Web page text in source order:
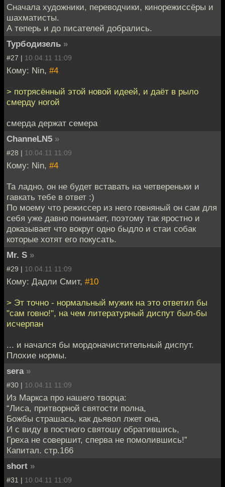
Сначала художники, переводчики, кинорежиссёры и
шахматисты.
А теперь и до писателей добрались.
Турбодизель »
#27 | 10.04.11 11:09
Кому: Nin, #4
> потрясённый этой новой идеей, и даёт в рыло
смерду ногой
смерда держат семера
ChanneLN5 »
#28 | 10.04.11 11:09
Кому: Nin, #4
Та ладно, он не будет вставать на четвереньки и
гавкать тебе в ответ :)
По моему что режиссер из него говняный он сам для
себя уже давно понимает, поэтому так яростно и
доказывает что вокруг одно быдло и стаи собак
которые хотят его покусать.
Mr. S »
#29 | 10.04.11 11:09
Кому: Дадли Смит, #10
> Эт точно - нормальный мужик на это ответил бы
"сам говно!", на чем литературный диспут был-бы
исчерпан
... и начался бы мордоначистительный диспут.
Плохие нормы.
sera »
#30 | 10.04.11 11:09
Из Маркса про нашего творца:
“Лиса, притворной святости полна,
Божбы страшась, как дьявол лжет она,
И с виду в постного святошу обратившись,
Греха не совершит, сперва не помолившись!”
Капитал. стр.166
short »
#31 | 10.04.11 11:09